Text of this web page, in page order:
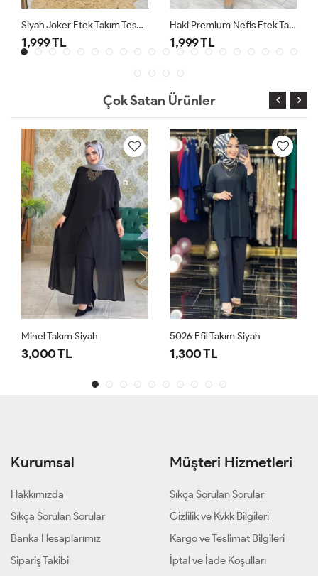
Siyah Joker Etek Takım Tesettür Giyim
1,999 TL
Haki Premium Nefis Etek Takım
1,999 TL
Çok Satan Ürünler
Minel Takım Siyah
3,000 TL
5026 Efil Takım Siyah
1,300 TL
Kurumsal
Hakkımızda
Sıkça Sorulan Sorular
Banka Hesaplarımız
Sipariş Takibi
Müşteri Hizmetleri
Sıkça Sorulan Sorular
Gizlilik ve Kvkk Bilgileri
Kargo ve Teslimat Bilgileri
İptal ve İade Koşulları